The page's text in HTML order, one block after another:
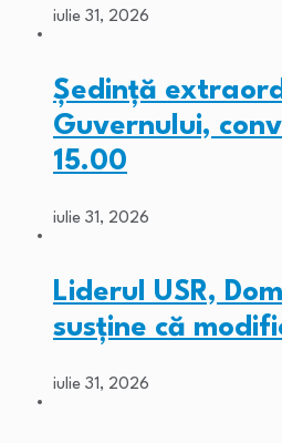
iulie 31, 2026
Ședință
Guvernului,
15.00
iulie 31, 2026
Liderul USR,
susține că
iulie 31, 2026